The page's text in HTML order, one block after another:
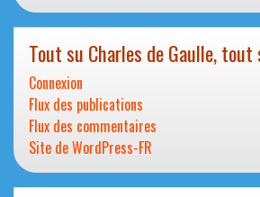
Tout su Charles de Gaulle,
Connexion
Flux des publications
Flux des commentaires
Site de WordPress-FR